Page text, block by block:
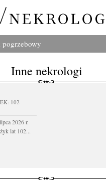
pogrzebowy
Inne nekrologi
102
2026 r.
lat 102...